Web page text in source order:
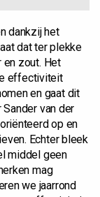
dankzij het
dat ter plekke
zout. Het
effectiviteit
en gaat dit
van der
op en
Echter bleek
middel geen
mag
we jaarrond